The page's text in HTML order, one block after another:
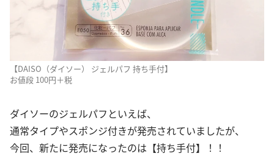
【DAISO（ダイソー） ジェルパフ 持ち手付】
お値段 100円＋税
ダイソーのジェルパフといえば、
通常タイプやスポンジ付きが発売されていましたが、
今回、新たに発売になったのは【持ち手付】！！